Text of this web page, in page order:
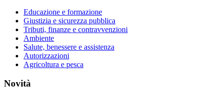
Educazione e formazione
Giustizia e sicurezza pubblica
Tributi, finanze e contravvenzioni
Ambiente
Salute, benessere e assistenza
Autorizzazioni
Agricoltura e pesca
Novità